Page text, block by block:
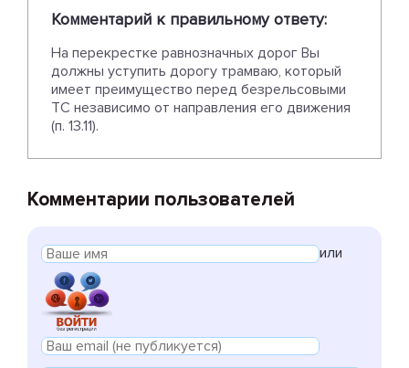
Комментарий к правильному ответу:
На перекрестке равнозначных дорог Вы
должны уступить дорогу трамваю, который
имеет преимущество перед безрельсовыми
ТС независимо от направления его движения
(п. 13.11).
Комментарии пользователей
или